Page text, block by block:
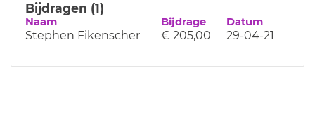
Bijdragen (1)
Naam Bijdrage Datum
Stephen Fikenscher € 205,00 29-04-21